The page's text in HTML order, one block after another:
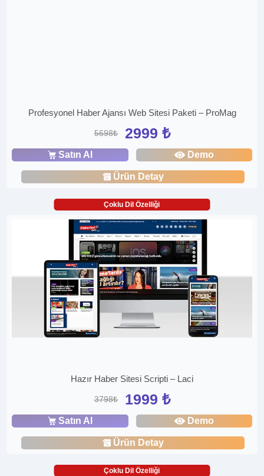
Profesyonel Haber Ajansı Web Sitesi Paketi – ProMag
5698₺ 2999 ₺
Satın Al Demo
Ürün Detay
Çoklu Dil Özelliği
Hazır Haber Sitesi Scripti – Laci
3798₺ 1999 ₺
Satın Al Demo
Ürün Detay
Çoklu Dil Özelliği